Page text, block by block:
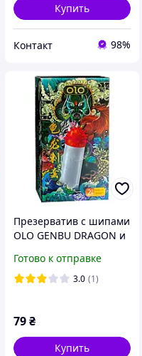
Купить
Контакт 98%
Презерватив с шипами
OLO GENBU DRAGON и
шариком
Готово к отправке
3.0 (1)
79 ₴
Купить